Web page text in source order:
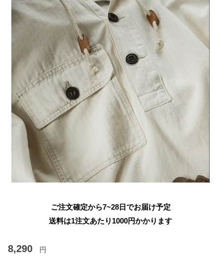
ご注文確定から7~28日でお届け予定
送料は1注文あたり 1000円かかります
8,290 円